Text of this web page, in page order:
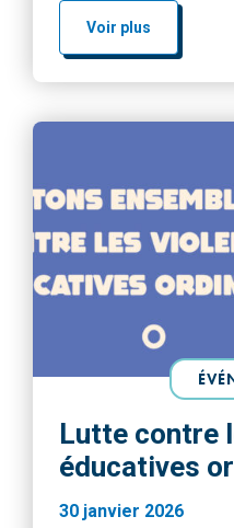
discernement la
son opinion sur toute
Voir plus
Lutte contre
éducatives
30 janvier 2026